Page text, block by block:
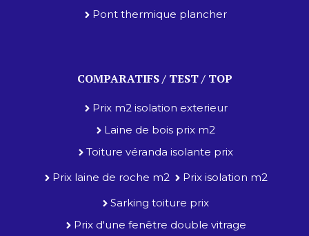
Pont thermique plancher
COMPARATIFS / TEST / TOP
Prix m2 isolation exterieur
Laine de bois prix m2
Toiture véranda isolante prix
Prix laine de roche m2
Prix isolation m2
Sarking toiture prix
Prix d'une fenêtre double vitrage